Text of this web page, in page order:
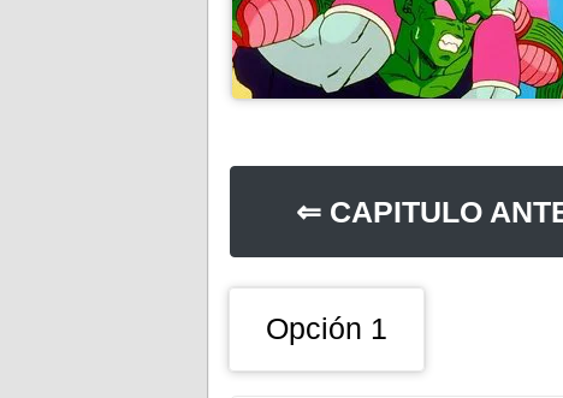
⇐ CAPITULO
Opción 1